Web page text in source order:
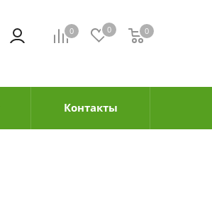
0 0 0
0
Контакты